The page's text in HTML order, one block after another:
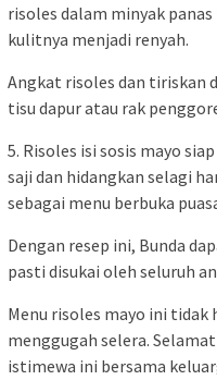
risoles dalam minyak
kulitnya menjadi renyah.
Angkat risoles dan tiriskan
tisu dapur atau rak
5. Risoles isi sosis mayo
saji dan hidangkan selagi
sebagai menu berbuka
Dengan resep ini, Bunda
pasti disukai oleh seluruh
Menu risoles mayo ini
menggugah selera.
istimewa ini bersama